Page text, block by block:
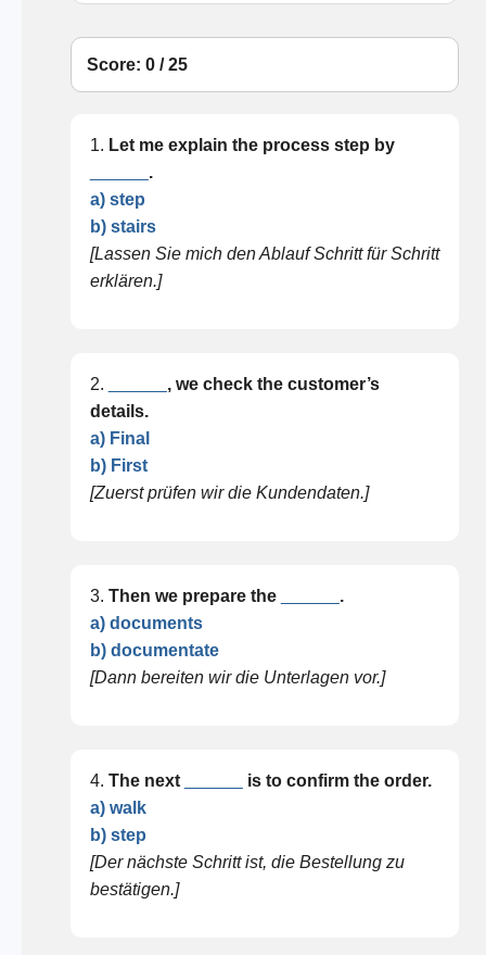
Score: 0 / 25
1. Let me explain the process step by
.
a) step
b) stairs
[Lassen Sie mich den Ablauf Schritt für Schritt
erklären.]
2.
, we check the customer’s
details.
a) Final
b) First
[Zuerst prüfen wir die Kundendaten.]
3. Then we prepare the
.
a) documents
b) documentate
[Dann bereiten wir die Unterlagen vor.]
4. The next
is to confirm the order.
a) walk
b) step
[Der nächste Schritt ist, die Bestellung zu
bestätigen.]